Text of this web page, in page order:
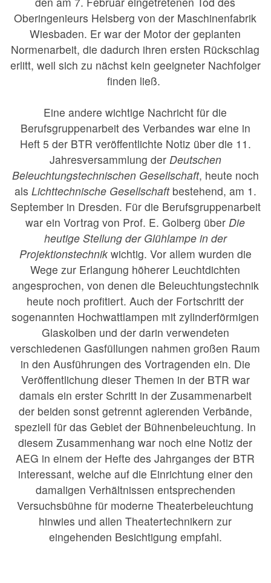
Oberingenieurs Helsberg von der Maschinenfabrik
Wiesbaden. Er war der Motor der geplanten
Normenarbeit, die dadurch ihren ersten Rückschlag
erlitt, weil sich zu nächst kein geeigneter Nachfolger
finden ließ.
Eine andere wichtige Nachricht für die
Berufsgruppenarbeit des Verbandes war eine in
Heft 5 der BTR veröffentlichte Notiz über die 11.
Jahresversammlung der Deutschen
Beleuchtungstechnischen Gesellschaft, heute noch
als Lichttechnische Gesellschaftbestehend, am 1.
September in Dresden. Für die Berufsgruppenarbeit
war ein Vortrag von Prof. E. Golberg überDie
heutige Stellung der Glühlampe in der
Projektionstechnikwichtig. Vor allem wurden die
Wege zur Erlangung höherer Leuchtdichten
angesprochen, von denen die Beleuchtungstechnik
heute noch profitiert. Auch der Fortschritt der
sogenannten Hochwattlampen mit zylinderförmigen
Glaskolben und der darin verwendeten
verschiedenen Gasfüllungen nahmen großen Raum
in den Ausführungen des Vortragenden ein. Die
Veröffentlichung dieser Themen in der BTR war
damals ein erster Schritt in der Zusammenarbeit
der beiden sonst getrennt agierenden Verbände,
speziell für das Gebiet der Bühnenbeleuchtung. In
diesem Zusammenhang war noch eine Notiz der
AEG in einem der Hefte des Jahrganges der BTR
interessant, welche auf die Einrichtung einer den
damaligen Verhältnissen entsprechenden
Versuchsbühne für moderne Theaterbeleuchtung
hinwies und allen Theatertechnikern zur
eingehenden Besichtigung empfahl.